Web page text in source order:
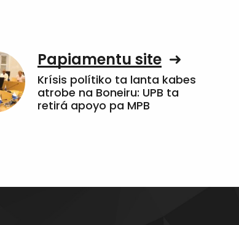
Papiamentu site
Krísis polítiko ta lanta kabes
atrobe na Boneiru: UPB ta
retirá apoyo pa MPB